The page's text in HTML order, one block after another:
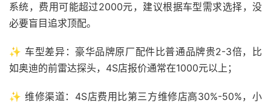
系统，费用可能超过2000元，建议根据车型需求选择，没
必要盲目追求顶配。
✨ 车型差异：豪华品牌原厂配件比普通品牌贵2-3倍，比
如奥迪的前雷达探头，4S店报价通常在1000元以上；
✨ 维修渠道：4S店费用比第三方维修店高30%-50%，小